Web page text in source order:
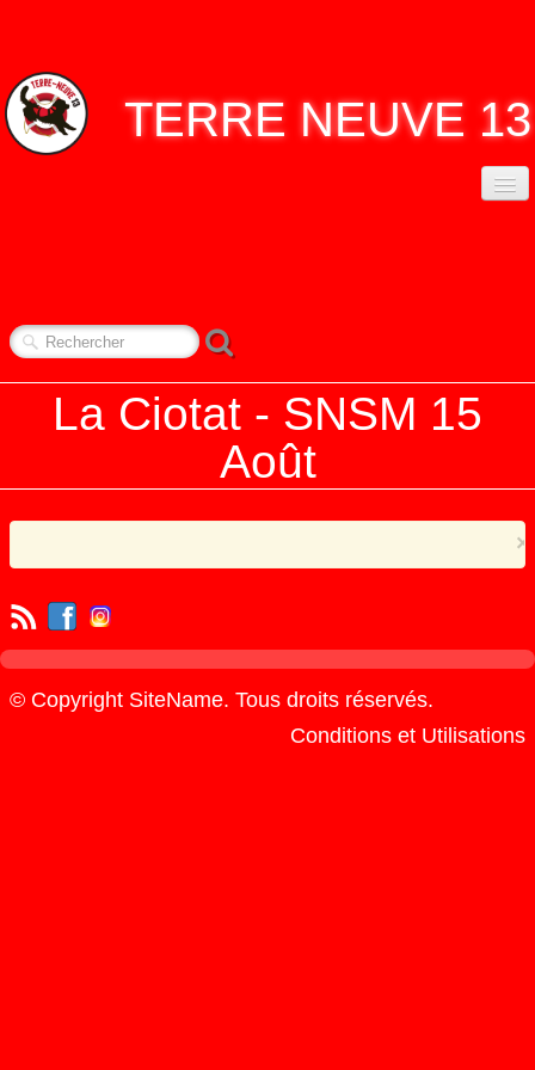
TERRE NEUVE 13
CONTACT
NOS RENDEZ-VOUS
REPORTAGES ▼
La Ciotat - SNSM 15
Août
×
© Copyright SiteName. Tous droits réservés.
Conditions et Utilisations